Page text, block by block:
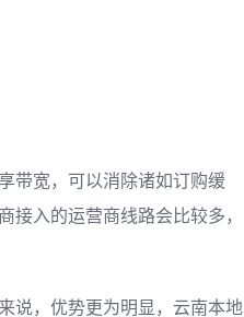
带宽，可以消除诸如订购缓
入的运营商线路会比较多，
说，优势更为明显，云南本地